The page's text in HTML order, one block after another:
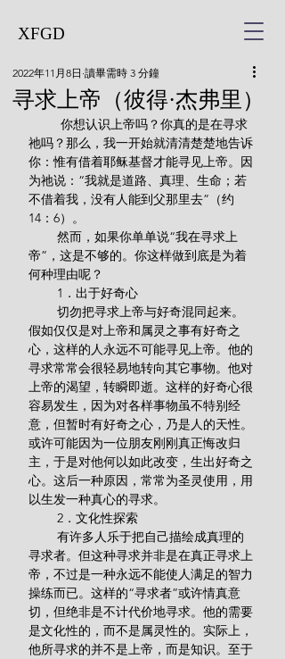
XFGD
寻求上帝（彼得·杰弗里）
2022年11月8日 讀畢需時 3 分鐘
祂吗？那么，我一开始就清清楚楚地告诉
你：惟有借着耶稣基督才能寻见上帝。因
为祂说：“我就是道路、真理、生命；若
不借着我，没有人能到父那里去”（约
14：6）。
帝”，这是不够的。你这样做到底是为着
何种理由呢？
        1．出于好奇心
假如仅仅是对上帝和属灵之事有好奇之
心，这样的人永远不可能寻见上帝。他的
寻求常常会很轻易地转向其它事物。他对
上帝的渴望，转瞬即逝。这样的好奇心很
容易发生，因为对各样事物虽不特别经
意，但暂时有好奇之心，乃是人的天性。
或许可能因为一位朋友刚刚真正悔改归
主，于是对他何以如此改变，生出好奇之
心。这后一种原因，常常为圣灵使用，用
以生发一种真心的寻求。
        2．文化性探索
寻求者。但这种寻求并非是在真正寻求上
帝，不过是一种永远不能使人满足的智力
操练而已。这样的“寻求者”或许情真意
切，但绝非是不计代价地寻求。他的需要
是文化性的，而不是属灵性的。实际上，
他所寻求的并不是上帝，而是知识。至于